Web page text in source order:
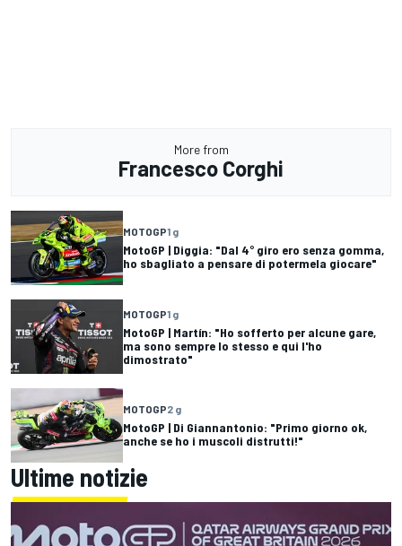
More from
Francesco Corghi
MOTOGP1 g
MotoGP | Diggia: "Dal 4° giro ero senza gomma,
ho sbagliato a pensare di potermela giocare"
MOTOGP1 g
MotoGP | Martín: "Ho sofferto per alcune gare,
ma sono sempre lo stesso e qui l'ho
dimostrato"
MOTOGP2 g
MotoGP | Di Giannantonio: "Primo giorno ok,
anche se ho i muscoli distrutti!"
Ultime notizie